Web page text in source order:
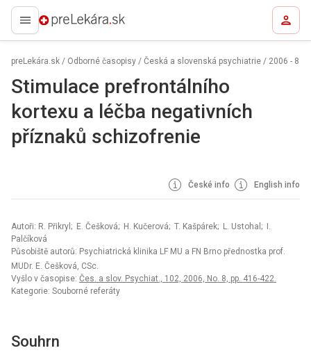
preLekára.sk
preLekára.sk / Odborné časopisy / Česká a slovenská psychiatrie / 2006 - 8
Stimulace prefrontálního
kortexu a léčba negativních
příznaků schizofrenie
České info English info
Autoři: R. Přikryl; E. Češková; H. Kučerová; T. Kašpárek; L. Ustohal; I.
Palčíková
Působiště autorů: Psychiatrická klinika LF MU a FN Brno přednostka prof.
MUDr. E. Češková, CSc.
Vyšlo v časopise: Čes. a slov. Psychiat., 102, 2006, No. 8, pp. 416-422.
Kategorie: Souborné referáty
Souhrn